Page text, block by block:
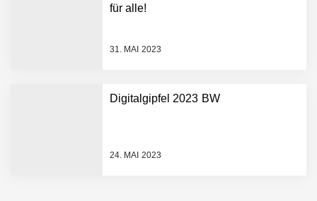
für alle!
31. MAI 2023
Digitalgipfel 2023 BW
24. MAI 2023
Pyck im Employer Portrait